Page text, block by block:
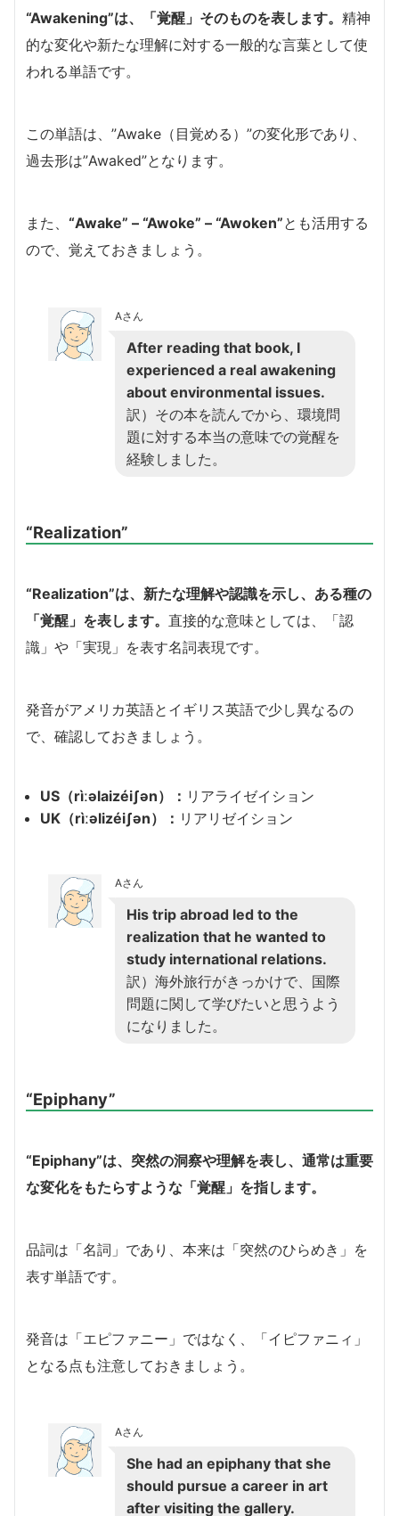
“Awakening”は、「覚醒」そのものを表します。 精神
的な変化や新たな理解に対する一般的な言葉として使
われる単語です。
この単語は、”Awake（目覚める）”の変化形であり、
過去形は”Awaked”となります。
また、 “Awake” – “Awoke” – “Awoken”とも活用する
ので、覚えておきましょう。
Aさん
After reading that book, I
experienced a real awakening
about environmental issues.
訳）その本を読んでから、環境問
題に対する本当の意味での覚醒を
経験しました。
“Realization”
“Realization”は、新たな理解や認識を示し、ある種の
「覚醒」を表します。 直接的な意味としては、「認
識」や「実現」を表す名詞表現です。
発音がアメリカ英語とイギリス英語で少し異なるの
で、確認しておきましょう。
US（rìːəlaizéiʃən）： リアライゼイション
UK（rìːəlizéiʃən）： リアリゼイション
Aさん
His trip abroad led to the
realization that he wanted to
study international relations.
訳）海外旅行がきっかけで、国際
問題に関して学びたいと思うよう
になりました。
“Epiphany”
“Epiphany”は、突然の洞察や理解を表し、通常は重要
な変化をもたらすような「覚醒」を指します。
品詞は「名詞」であり、本来は「突然のひらめき」を
表す単語です。
発音は「エピファニー」ではなく、「イピファニィ」
となる点も注意しておきましょう。
Aさん
She had an epiphany that she
should pursue a career in art
after visiting the gallery.